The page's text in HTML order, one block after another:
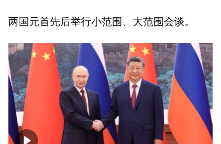
两国元首先后举行小范围、大范围会谈。